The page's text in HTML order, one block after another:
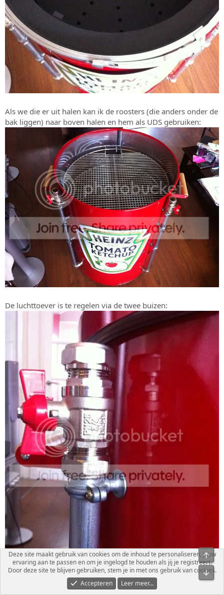
Als we die er uit halen kan ik de roosters (die anders onder de
bak liggen) naar boven halen en hem als UDS gebruiken:
De luchttoever is te regelen via de twee buizen:
Deze site maakt gebruik van cookies om de inhoud te personaliseren, jouw
ervaring aan te passen en om je ingelogd te houden als jij je registreert.
Door deze site te blijven gebruiken, stem je in met ons gebruik van cookies.
Accepteren
Leer meer...